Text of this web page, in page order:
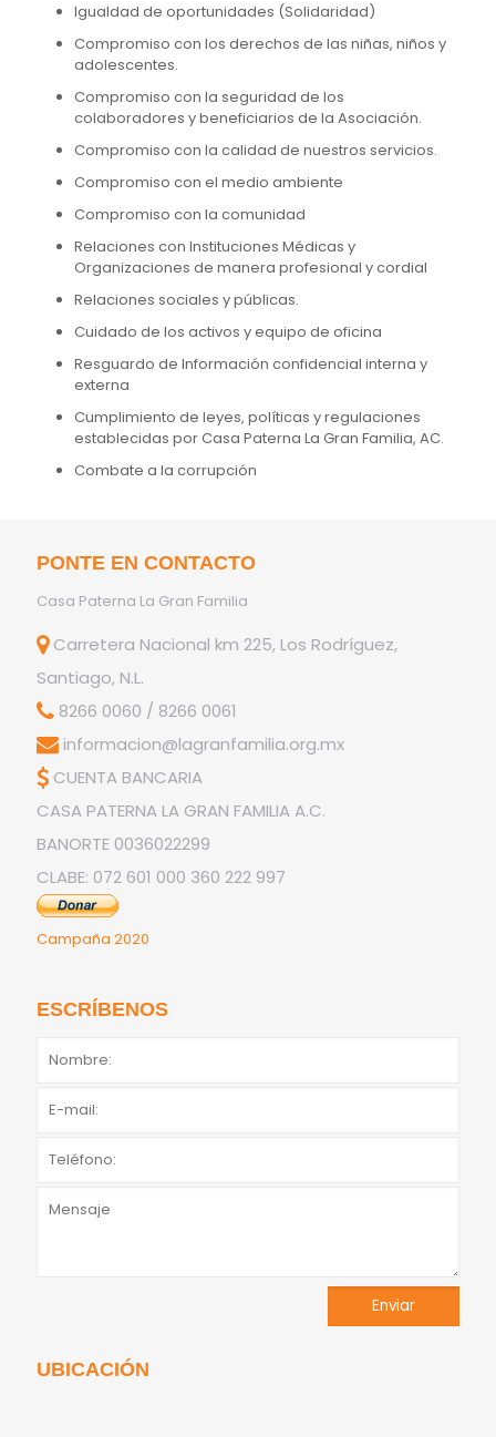
Igualdad de oportunidades (Solidaridad)
Compromiso con los derechos de las niñas, niños y
adolescentes.
Compromiso con la seguridad de los
colaboradores y beneficiarios de la Asociación.
Compromiso con la calidad de nuestros servicios.
Compromiso con el medio ambiente
Compromiso con la comunidad
Relaciones con Instituciones Médicas y
Organizaciones de manera profesional y cordial
Relaciones sociales y públicas.
Cuidado de los activos y equipo de oficina
Resguardo de Información confidencial interna y
externa
Cumplimiento de leyes, políticas y regulaciones
establecidas por Casa Paterna La Gran Familia, AC.
Combate a la corrupción
PONTE EN CONTACTO
Casa Paterna La Gran Familia
Carretera Nacional km 225, Los Rodríguez,
Santiago, N.L.
8266 0060 / 8266 0061
informacion@lagranfamilia.org.mx
CUENTA BANCARIA
CASA PATERNA LA GRAN FAMILIA A.C.
BANORTE 0036022299
CLABE: 072 601 000 360 222 997
Campaña 2020
ESCRÍBENOS
UBICACIÓN